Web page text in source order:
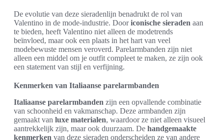
De evolutie van deze sieradenlijn benadrukt de rol van
Valentino in de mode-industrie. Dooriconische sieraden aan
te bieden, heeft Valentino niet alleen de modetrends
beïnvloed, maar ook een plaats in het hart van veel
modebewuste mensen veroverd. Parelarmbanden zijn niet
alleen een middel om je outfit compleet te maken, ze zijn ook
een statement van stijl en verfijning.
Kenmerken van Italiaanse parelarmbanden
Italiaanse parelarmbanden zijn een opvallende combinatie
van schoonheid en vakmanschap. Deze armbanden zijn
gemaakt van luxe materialen, waardoor ze niet alleen visueel
aantrekkelijk zijn, maar ook duurzaam. De handgemaakte
kenmerken van deze sieraden onderscheiden ze van andere